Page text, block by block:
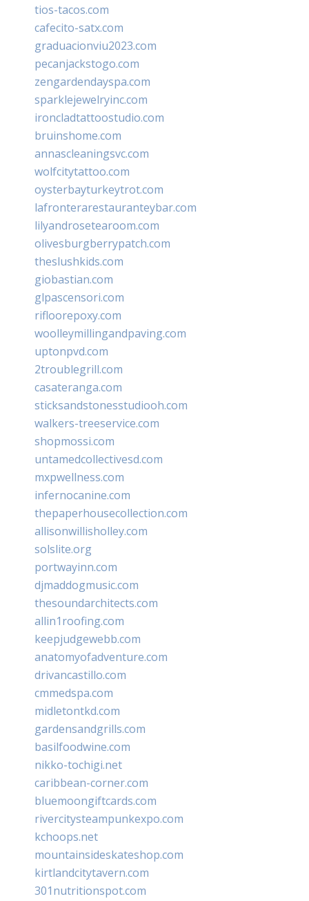
tios-tacos.com
cafecito-satx.com
graduacionviu2023.com
pecanjackstogo.com
zengardendayspa.com
sparklejewelryinc.com
ironcladtattoostudio.com
bruinshome.com
annascleaningsvc.com
wolfcitytattoo.com
oysterbayturkeytrot.com
lafronterarestauranteybar.com
lilyandrosetearoom.com
olivesburgberrypatch.com
theslushkids.com
giobastian.com
glpascensori.com
rifloorepoxy.com
woolleymillingandpaving.com
uptonpvd.com
2troublegrill.com
casateranga.com
sticksandstonesstudiooh.com
walkers-treeservice.com
shopmossi.com
untamedcollectivesd.com
mxpwellness.com
infernocanine.com
thepaperhousecollection.com
allisonwillisholley.com
solslite.org
portwayinn.com
djmaddogmusic.com
thesoundarchitects.com
allin1roofing.com
keepjudgewebb.com
anatomyofadventure.com
drivancastillo.com
cmmedspa.com
midletontkd.com
gardensandgrills.com
basilfoodwine.com
nikko-tochigi.net
caribbean-corner.com
bluemoongiftcards.com
rivercitysteampunkexpo.com
kchoops.net
mountainsideskateshop.com
kirtlandcitytavern.com
301nutritionspot.com